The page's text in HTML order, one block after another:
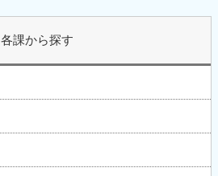
各課から探す